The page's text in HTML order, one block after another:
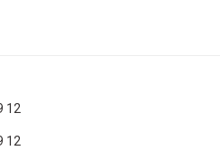
12
12